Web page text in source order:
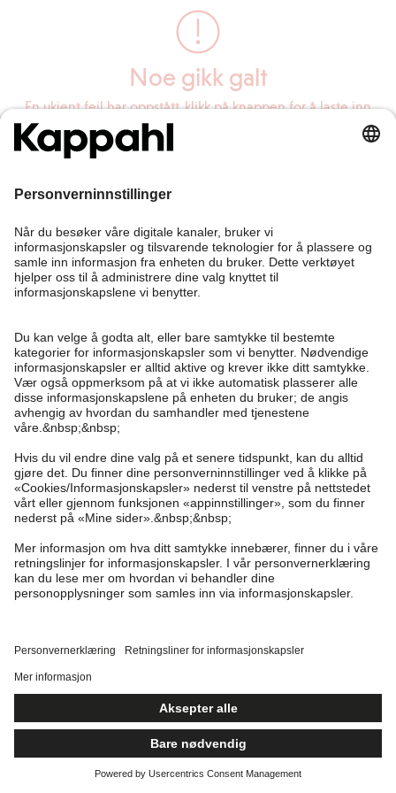
Noe gikk galt
En ukjent feil har oppstått, klikk på knappen for å laste inn
siden på nytt.